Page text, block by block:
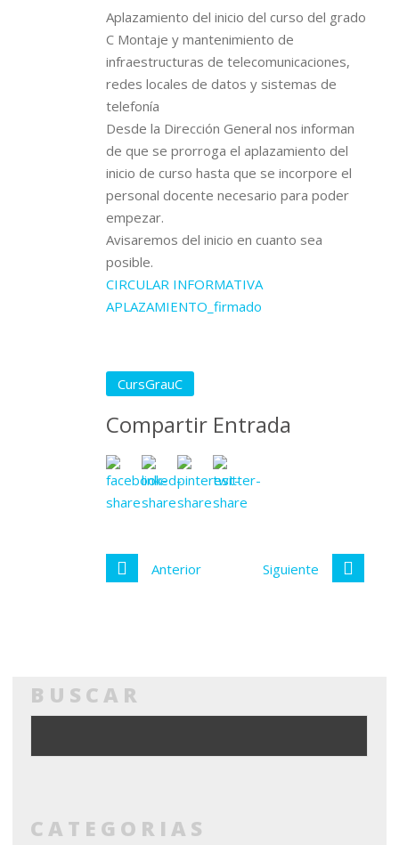
Aplazamiento del inicio del curso del grado
C Montaje y mantenimiento de
infraestructuras de telecomunicaciones,
redes locales de datos y sistemas de
telefonía
Desde la Dirección General nos informan
de que se prorroga el aplazamiento del
inicio de curso hasta que se incorpore el
personal docente necesario para poder
empezar.
Avisaremos del inicio en cuanto sea
posible.
CIRCULAR INFORMATIVA
APLAZAMIENTO_firmado
CursGrauC
Compartir Entrada
Anterior Siguiente
BUSCAR
CATEGORIAS